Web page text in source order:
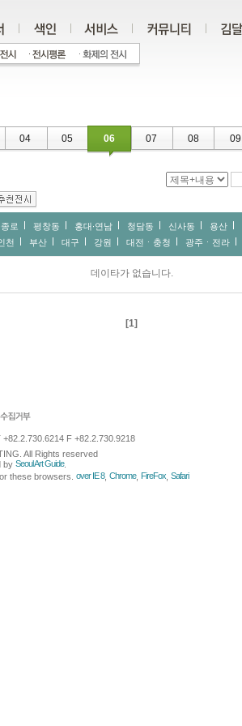
04 05 06 07 08 09
로 평창동 홍대∙연남 청담동 신사동 용산
천 부산 대구 강원 대전ㆍ충청 광주ㆍ전라
데이타가 없습니다.
[1]
F +82.2.730.9218
All Rights reserved
by Seoul Art Guide.
these browsers. over IE 8, Chrome, FireFox Safari